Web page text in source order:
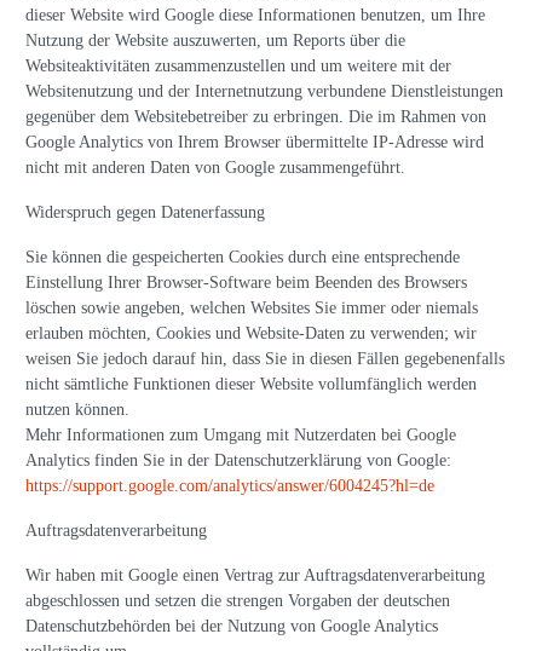
dieser Website wird Google diese Informationen benutzen, um Ihre
Nutzung der Website auszuwerten, um Reports über die
Websiteaktivitäten zusammenzustellen und um weitere mit der
Websitenutzung und der Internetnutzung verbundene Dienstleistungen
gegenüber dem Websitebetreiber zu erbringen. Die im Rahmen von
Google Analytics von Ihrem Browser übermittelte IP-Adresse wird
nicht mit anderen Daten von Google zusammengeführt.
Widerspruch gegen Datenerfassung
Sie können die gespeicherten Cookies durch eine entsprechende
Einstellung Ihrer Browser-Software beim Beenden des Browsers
löschen sowie angeben, welchen Websites Sie immer oder niemals
erlauben möchten, Cookies und Website-Daten zu verwenden; wir
weisen Sie jedoch darauf hin, dass Sie in diesen Fällen gegebenenfalls
nicht sämtliche Funktionen dieser Website vollumfänglich werden
nutzen können.
Mehr Informationen zum Umgang mit Nutzerdaten bei Google
Analytics finden Sie in der Datenschutzerklärung von Google:
https://support.google.com/analytics/answer/6004245?hl=de
Auftragsdatenverarbeitung
Wir haben mit Google einen Vertrag zur Auftragsdatenverarbeitung
abgeschlossen und setzen die strengen Vorgaben der deutschen
Datenschutzbehörden bei der Nutzung von Google Analytics